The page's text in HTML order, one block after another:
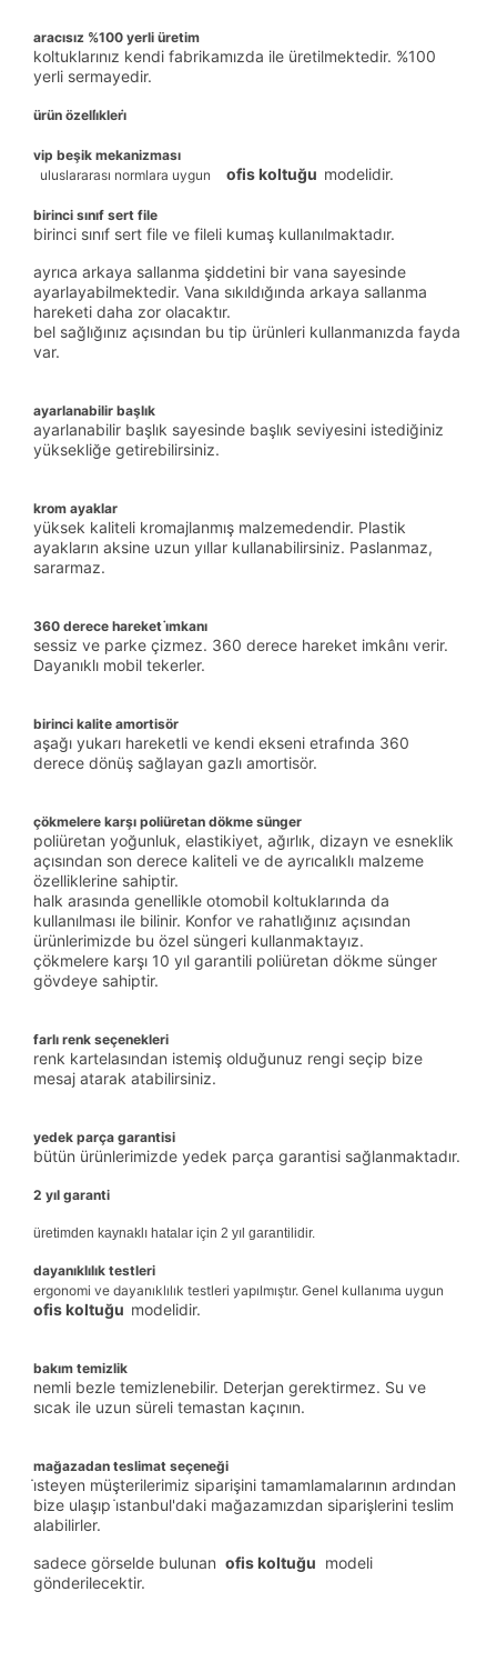
aracısız %100 yerli üretim
koltuklarınız kendi fabrikamızda ile üretilmektedir. %100
yerli sermayedir.
ürün özelli̇kleri̇
vip beşik mekanizması
uluslararası normlara uygun
ofis koltuğu modelidir.
birinci sınıf sert file
birinci sınıf sert file ve fileli kumaş kullanılmaktadır.
ayrıca arkaya sallanma şiddetini bir vana sayesinde
ayarlayabilmektedir. Vana sıkıldığında arkaya sallanma
hareketi daha zor olacaktır.
bel sağlığınız açısından bu tip ürünleri kullanmanızda fayda
var.
ayarlanabilir başlık
ayarlanabilir başlık sayesinde başlık seviyesini istediğiniz
yüksekliğe getirebilirsiniz.
krom ayaklar
yüksek kaliteli kromajlanmış malzemedendir. Plastik
ayakların aksine uzun yıllar kullanabilirsiniz. Paslanmaz,
sararmaz.
360 derece hareket i̇mkanı
sessiz ve parke çizmez. 360 derece hareket imkânı verir.
Dayanıklı mobil tekerler.
birinci kalite amortisör
aşağı yukarı hareketli ve kendi ekseni etrafında 360
derece dönüş sağlayan gazlı amortisör.
çökmelere karşı poliüretan dökme sünger
poliüretan yoğunluk, elastikiyet, ağırlık, dizayn ve esneklik
açısından son derece kaliteli ve de ayrıcalıklı malzeme
özelliklerine sahiptir.
halk arasında genellikle otomobil koltuklarında da
kullanılması ile bilinir. Konfor ve rahatlığınız açısından
ürünlerimizde bu özel süngeri kullanmaktayız.
çökmelere karşı 10 yıl garantili poliüretan dökme sünger
gövdeye sahiptir.
farlı renk seçenekleri
renk kartelasından istemiş olduğunuz rengi seçip bize
mesaj atarak atabilirsiniz.
yedek parça garantisi
bütün ürünlerimizde yedek parça garantisi sağlanmaktadır.
2 yıl garanti
üretimden kaynaklı hatalar için 2 yıl garantilidir.
dayanıklılık testleri
ergonomi ve dayanıklılık testleri yapılmıştır. Genel kullanıma uygun
ofis koltuğu modelidir.
bakım temizlik
nemli bezle temizlenebilir. Deterjan gerektirmez. Su ve
sıcak ile uzun süreli temastan kaçının.
mağazadan teslimat seçeneği
i̇steyen müşterilerimiz siparişini tamamlamalarının ardından
bize ulaşıp i̇stanbul'daki mağazamızdan siparişlerini teslim
alabilirler.
sadece görselde bulunan ofis koltuğu modeli
gönderilecektir.